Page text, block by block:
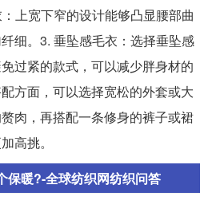
上宽下窄的设计能够凸显腰部曲
细。3. 垂坠感毛衣：选择垂坠感
过紧的款式，可以减少胖身材的
方面，可以选择宽松的外套或大
肉，再搭配一条修身的裤子或裙
高挑。
保暖?-全球纺织网纺织问答